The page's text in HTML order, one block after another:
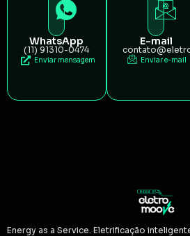
WhatsApp
(11) 91310-0474
Enviar mensagem
E-mail
Enviar e-mail
Energy as a Service. Eletrificação